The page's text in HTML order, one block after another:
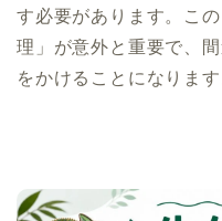
す必要があります。こ
理」が意外と重要で、
をかけることになります